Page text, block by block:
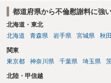
都道府県から不倫慰謝料に強
北海道・東北
北海道
青森県 岩手県 宮城県 秋
関東
東京都
神奈川県 千葉県 埼玉県
北陸・甲信越